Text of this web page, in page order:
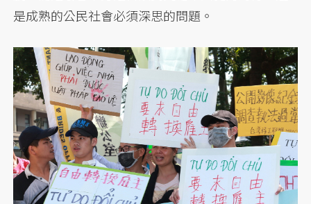
是成熟的公民社會必須深思的問題。